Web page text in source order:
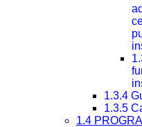
1.3.4
1.3.5
1.4